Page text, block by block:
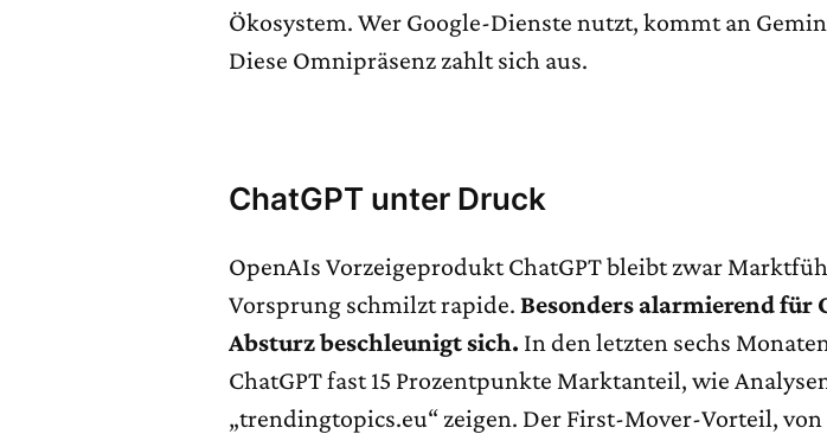
Ökosystem. Wer Google-Dienste nutzt, kommt an
Diese Omnipräsenz zahlt sich aus.
ChatGPT unter Druck
OpenAIs Vorzeigeprodukt ChatGPT bleibt zwar
Vorsprung schmilzt rapide.Besonders alarmierend für
Absturz beschleunigt sich. In den letzten sechs
ChatGPT fast 15 Prozentpunkte Marktanteil, wie
„trendingtopics.eu“ zeigen. Der First-Mover-Vorteil, von